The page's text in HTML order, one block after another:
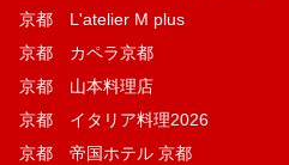
京都 L'atelier M plus
京都 カペラ京都
京都 山本料理店
京都 イタリア料理2026
京都 帝国ホテル 京都